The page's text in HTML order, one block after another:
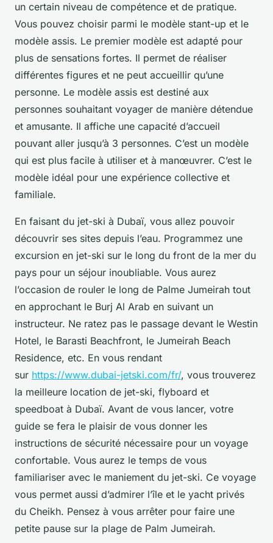
un certain niveau de compétence et de pratique.
Vous pouvez choisir parmi le modèle stant-up et le
modèle assis. Le premier modèle est adapté pour
plus de sensations fortes. Il permet de réaliser
différentes figures et ne peut accueillir qu’une
personne. Le modèle assis est destiné aux
personnes souhaitant voyager de manière détendue
et amusante. Il affiche une capacité d’accueil
pouvant aller jusqu’à 3 personnes. C’est un modèle
qui est plus facile à utiliser et à manœuvrer. C’est le
modèle idéal pour une expérience collective et
familiale.
En faisant du jet-ski à Dubaï, vous allez pouvoir
découvrir ses sites depuis l’eau. Programmez une
excursion en jet-ski sur le long du front de la mer du
pays pour un séjour inoubliable. Vous aurez
l’occasion de rouler le long de Palme Jumeirah tout
en approchant le Burj Al Arab en suivant un
instructeur. Ne ratez pas le passage devant le Westin
Hotel, le Barasti Beachfront, le Jumeirah Beach
Residence, etc. En vous rendant
sur https://www.dubai-jetski.com/fr/, vous trouverez
la meilleure location de jet-ski, flyboard et
speedboat à Dubaï. Avant de vous lancer, votre
guide se fera le plaisir de vous donner les
instructions de sécurité nécessaire pour un voyage
confortable. Vous aurez le temps de vous
familiariser avec le maniement du jet-ski. Ce voyage
vous permet aussi d’admirer l’île et le yacht privés
du Cheikh. Pensez à vous arrêter pour faire une
petite pause sur la plage de Palm Jumeirah.